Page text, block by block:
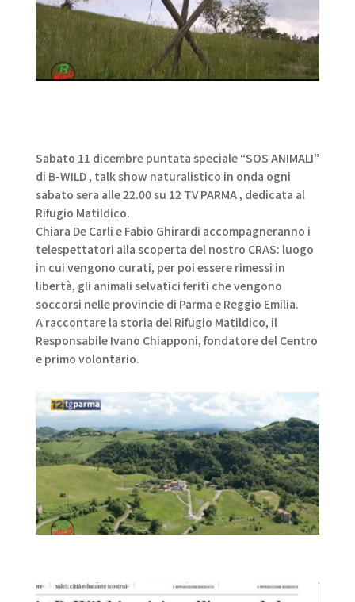
Sabato 11 dicembre puntata speciale “SOS ANIMALI”
di B-WILD , talk show naturalistico in onda ogni
sabato sera alle 22.00 su 12 TV PARMA , dedicata al
Rifugio Matildico.
Chiara De Carli e Fabio Ghirardi accompagneranno i
telespettatori alla scoperta del nostro CRAS: luogo
in cui vengono curati, per poi essere rimessi in
libertà, gli animali selvatici feriti che vengono
soccorsi nelle provincie di Parma e Reggio Emilia.
A raccontare la storia del Rifugio Matildico, il
Responsabile Ivano Chiapponi, fondatore del Centro
e primo volontario.